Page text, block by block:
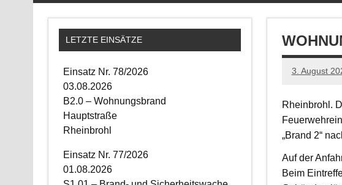
3. August
Rheinbrohl.
„Brand 2“
Auf der
Beim
LETZTE EINSÄTZE
Einsatz Nr. 78/2026
03.08.2026
B2.0 – Wohnungsbrand
Hauptstraße
Rheinbrohl
Einsatz Nr. 77/2026
01.08.2026